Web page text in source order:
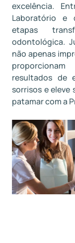
excelência.
Laboratório e
etapas
odontológica.
não apenas
resultados de
sorrisos e
patamar com a